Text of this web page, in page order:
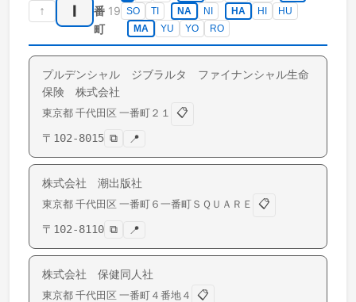
↑ I
番
町
19 SO
TI NA NI HA HI
HU
MA
YU YO RO
プルデンシャル ジブラルタ ファイナンシャル生命
保険 株式会社
東京都 千代田区 一番町 ２１
📋
〒 102-8015 ⧉ 📍
株式会社 潮出版社
東京都 千代田区 一番町 ６一番町ＳＱＵＡＲＥ
📋
〒 102-8110 ⧉ 📍
株式会社 保健同人社
東京都 千代田区 一番町 ４番地４
📋